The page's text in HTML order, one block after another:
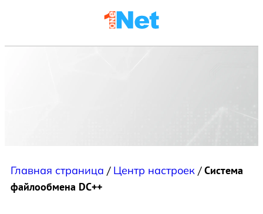
Главная страница / Центр настроек /Система
файлообмена DC++